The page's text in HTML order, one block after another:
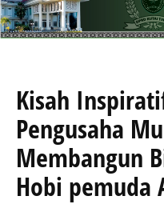
Kisah
Pengusaha
Membangun
Hobi pemuda